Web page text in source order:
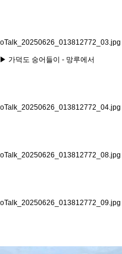
▶ 가덕도 숭어들이 - 망루에서